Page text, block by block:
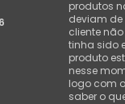
produtos
deviam
cliente
tinha sido
produto
nesse
logo com
saber o